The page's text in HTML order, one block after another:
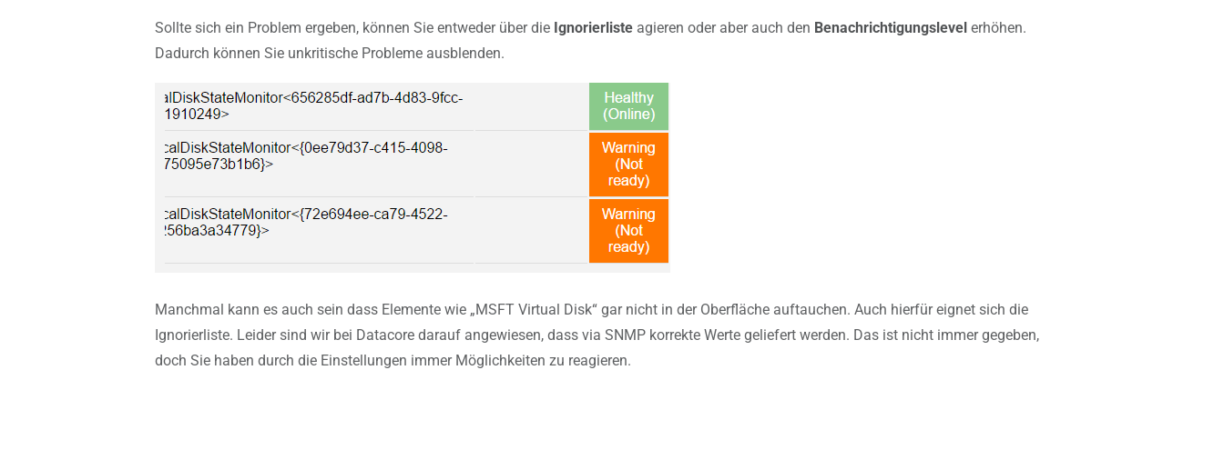
Sollte sich ein Problem ergeben, können Sie entweder über die Ignorierliste agieren oder aber auch den Benachrichtigungslevel erhöhen.
Dadurch können Sie unkritische Probleme ausblenden.
Manchmal kann es auch sein dass Elemente wie „MSFT Virtual Disk“ gar nicht in der Oberfläche auftauchen. Auch hierfür eignet sich die
Ignorierliste. Leider sind wir bei Datacore darauf angewiesen, dass via SNMP korrekte Werte geliefert werden. Das ist nicht immer gegeben,
doch Sie haben durch die Einstellungen immer Möglichkeiten zu reagieren.